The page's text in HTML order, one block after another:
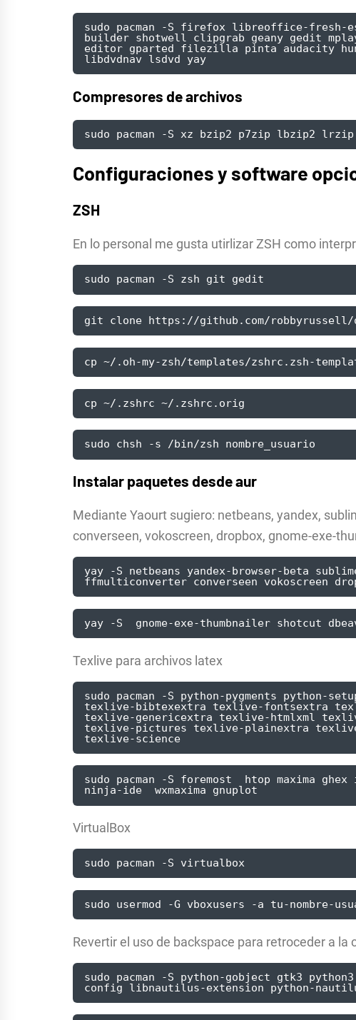
sudo pacman -S firefox libreoffice-fresh-
builder shotwell clipgrab geany gedit
editor gparted filezilla pinta audacity
libdvdnav lsdvd yay
Compresores de archivos
sudo pacman -S xz bzip2 p7zip lbzip2
Configuraciones y software
ZSH
En lo personal me gusta utirlizar ZSH como
sudo pacman -S zsh git gedit
git clone https://github.com/robbyrussell/
cp ~/.oh-my-zsh/templates/zshrc.zsh-
cp ~/.zshrc ~/.zshrc.orig
sudo chsh -s /bin/zsh nombre_usuario
Instalar paquetes desde aur
Mediante Yaourt sugiero: netbeans, yandex,
converseen, vokoscreen, dropbox, gnome-exe-
yay -S netbeans yandex-browser-beta
ffmulticonverter converseen vokoscreen
yay -S  gnome-exe-thumbnailer shotcut
Texlive para archivos latex
sudo pacman -S python-pygments python-
texlive-bibtexextra texlive-fontsextra
texlive-genericextra texlive-htmlxml
texlive-pictures texlive-plainextra
texlive-science
sudo pacman -S foremost  htop maxima
ninja-ide  wxmaxima gnuplot
VirtualBox
sudo pacman -S virtualbox
sudo usermod -G vboxusers -a tu-nombre-
Revertir el uso de backspace para retroceder a
sudo pacman -S python-gobject gtk3
config libnautilus-extension python-